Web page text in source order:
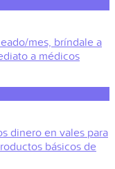
mes, bríndale a
a médicos
dinero en vales para
básicos de